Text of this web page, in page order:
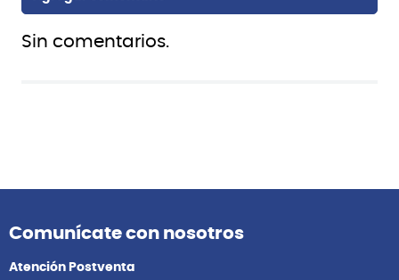
Sin comentarios.
Comunícate con nosotros
Atención Postventa